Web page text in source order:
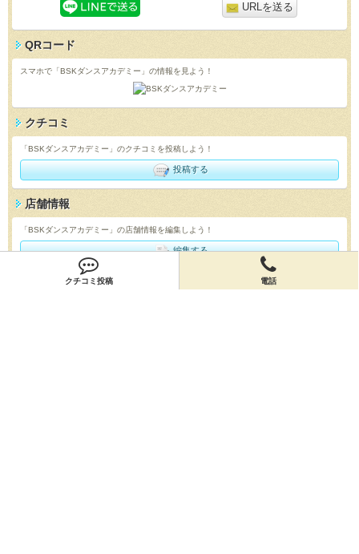
クチコミ投稿 電話
URLを送る
QRコード
スマホで「BSKダンスアカデミー」の情報を見よう！
クチコミ
「BSKダンスアカデミー」のクチコミを投稿しよう！
投稿する
店舗情報
「BSKダンスアカデミー」の店舗情報を編集しよう！
編集する